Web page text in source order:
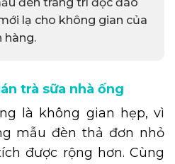
đèn trang trí độc đáo
lạ cho không gian của
hàng.
trà sữa nhà ống
là không gian hẹp, vì
mẫu đèn thả đơn nhỏ
được rộng hơn. Cùng